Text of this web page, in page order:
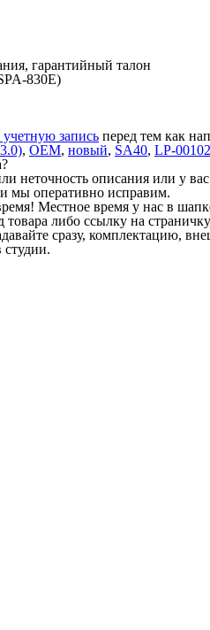
гарантийный талон
830E)
учетную запись перед тем как
, OEM, новый, SA40, LP-
неточность описания или у
мы оперативно исправим.
Местное время у нас в
товара либо ссылку на
сразу, комплектацию,
студии.